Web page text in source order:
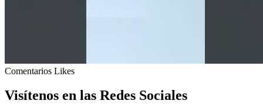
Comentarios Likes
Visítenos en las Redes Sociales